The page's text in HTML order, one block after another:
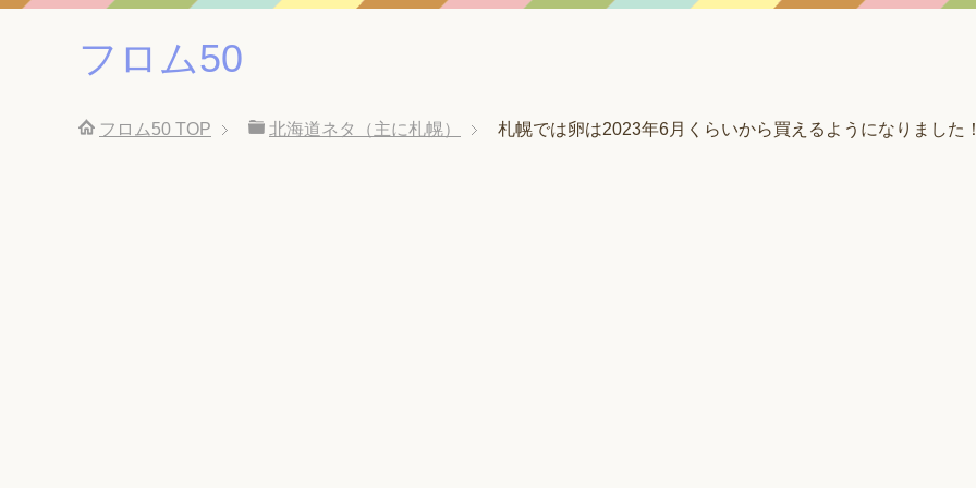
フロム50
フロム50 TOP 北海道ネタ（主に札幌） 札幌では卵は2023年6月くらいから買えるようになりました